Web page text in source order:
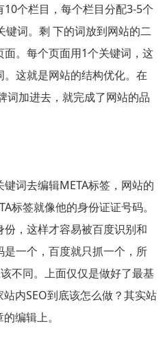
个栏目，每个栏目分配3-5个
键词。剩 下的词放到网站的二
。每个页面用1个关键词，这
这就是网站的结构优化。在
词加进去，就完成了网站的品
词去编辑META标签，网站的
标签就像他的身份证证号码。
，这样才容易被百度识别和
一个，百度就只抓一个，所
不同。上面仅仅是做好了最基
内SEO到底该怎么做？其实站
编辑上。